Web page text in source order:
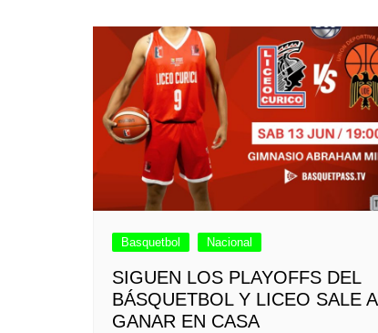
Basquetbol Nacional
SIGUEN LOS PLAYOFFS DEL
BÁSQUETBOL Y LICEO SALE A
GANAR EN CASA